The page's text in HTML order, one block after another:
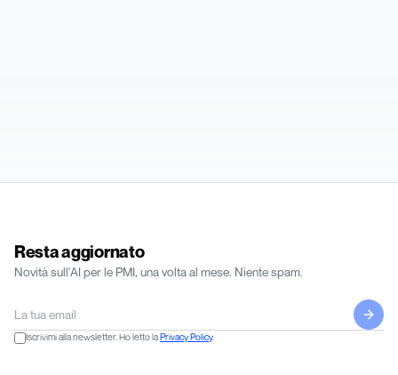
Resta aggiornato
Novità sull'AI per le PMI, una volta al mese. Niente spam.
Iscrivimi alla newsletter. Ho letto laPrivacy Policy.